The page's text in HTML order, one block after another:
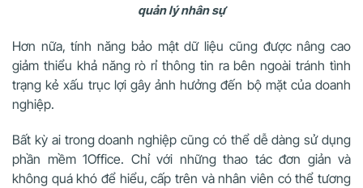
quản lý nhân sự
Hơn nữa, tính năng bảo mật dữ liệu cũng được nâng cao
giảm thiểu khả năng rò rỉ thông tin ra bên ngoài tránh tình
trạng kẻ xấu trục lợi gây ảnh hưởng đến bộ mặt của doanh
nghiệp.
Bất kỳ ai trong doanh nghiệp cũng có thể dễ dàng sử dụng
phần mềm 1Office. Chỉ với những thao tác đơn giản và
không quá khó để hiểu, cấp trên và nhân viên có thể tương